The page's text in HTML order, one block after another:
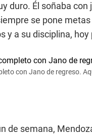
duro. Él soñaba
se pone
y a su disciplina,
con Jano de regreso.
de semana,